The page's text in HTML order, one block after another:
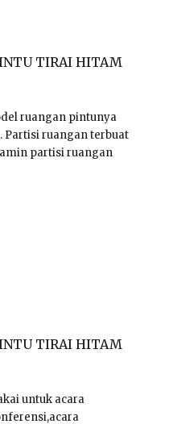
ruangan pintunya
ruangan terbuat
partisi ruangan
untuk acara